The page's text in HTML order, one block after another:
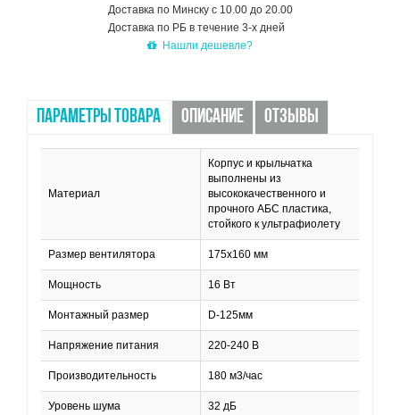
Доставка по Минску с 10.00 до 20.00
Доставка по РБ в течение 3-х дней
Нашли дешевле?
ПАРАМЕТРЫ ТОВАРА ОПИСАНИЕ ОТЗЫВЫ
Материал
Корпус и крыльчатка
выполнены из
высококачественного и
прочного АБС пластика,
стойкого к ультрафиолету
Размер вентилятора 175х160 мм
Мощность 16 Вт
Монтажный размер D-125мм
Напряжение питания 220-240 В
Производительность 180 м3/час
Уровень шума 32 дБ